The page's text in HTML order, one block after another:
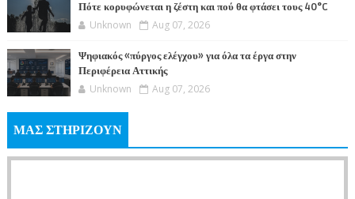
Πότε κορυφώνεται η ζέστη και πού θα φτάσει τους 40°C
Unknown Aug 07, 2026
Ψηφιακός «πύργος ελέγχου» για όλα τα έργα στην
Περιφέρεια Αττικής
Unknown Aug 07, 2026
ΜΑΣ ΣΤΗΡΙΖΟΥΝ